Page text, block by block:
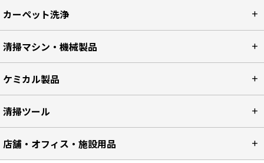
カーペット洗浄
清掃マシン・機械製品
ケミカル製品
清掃ツール
店舗・オフィス・施設用品